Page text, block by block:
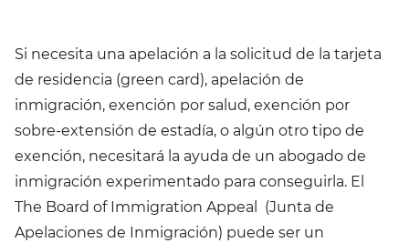
Si necesita una apelación a la solicitud de la tarjeta
de residencia (green card), apelación de
inmigración, exención por salud, exención por
sobre-extensión de estadía, o algún otro tipo de
exención, necesitará la ayuda de un abogado de
inmigración experimentado para conseguirla. El
The Board of Immigration Appeal (Junta de
Apelaciones de Inmigración) puede ser un